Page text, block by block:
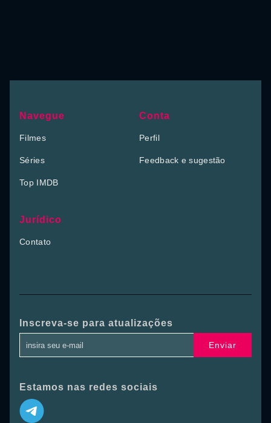
Navegue
Filmes
Séries
Top IMDB
Conta
Perfil
Feedback e sugestão
Jurídico
Contato
Inscreva-se para atualizações
Enviar
Estamos nas redes sociais